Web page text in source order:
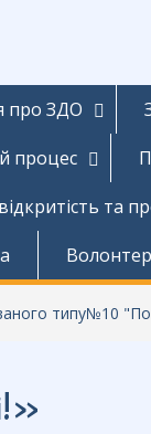
про ЗДО
процес
та
типу№10